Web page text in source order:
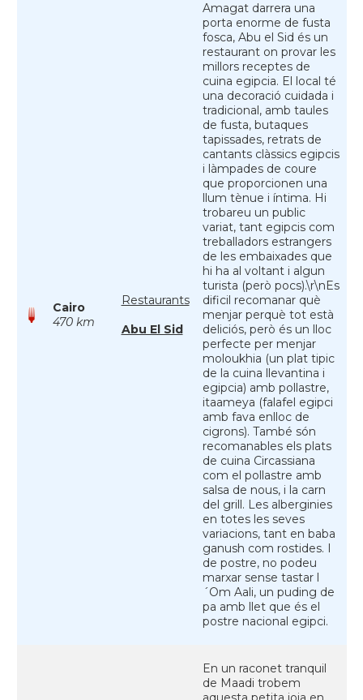
Cairo
470 km
Restaurants
Abu El Sid
Amagat darrera una
porta enorme de fusta
fosca, Abu el Sid és un
restaurant on provar les
millors receptes de
cuina egipcia. El local té
una decoració cuidada i
tradicional, amb taules
de fusta, butaques
tapissades, retrats de
cantants clàssics egipcis
i làmpades de coure
que proporcionen una
llum tènue i íntima. Hi
trobareu un public
variat, tant egipcis com
treballadors estrangers
de les embaixades que
hi ha al voltant i algun
turista (però pocs).\r\nEs
dificil recomanar què
menjar perquè tot està
deliciós, però és un lloc
perfecte per menjar
moloukhia (un plat tipic
de la cuina llevantina i
egipcia) amb pollastre,
itaameya (falafel egipci
amb fava enlloc de
cigrons). També són
recomanables els plats
de cuina Circassiana
com el pollastre amb
salsa de nous, i la carn
del grill. Les alberginies
en totes les seves
variacions, tant en baba
ganush com rostides. I
de postre, no podeu
marxar sense tastar l
´Om Aali, un puding de
pa amb llet que és el
postre nacional egipci.
En un raconet tranquil
de Maadi trobem